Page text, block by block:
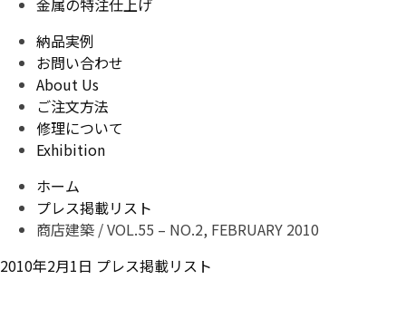
納品実例
お問い合わせ
About Us
ご注文方法
修理について
Exhibition
ホーム
プレス掲載リスト
商店建築 / VOL.55 – NO.2, FEBRUARY 2010
2010年2月1日 プレス掲載リスト